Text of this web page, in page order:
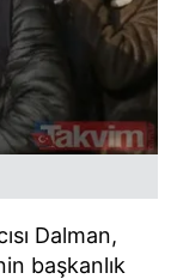
Dalman,
başkanlık